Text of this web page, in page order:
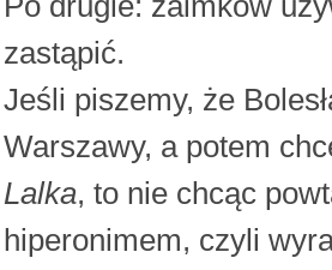
zastąpić.
Jeśli piszemy, że
Warszawy, a potem
Lalka, to nie chcąc
hiperonimem, czyli